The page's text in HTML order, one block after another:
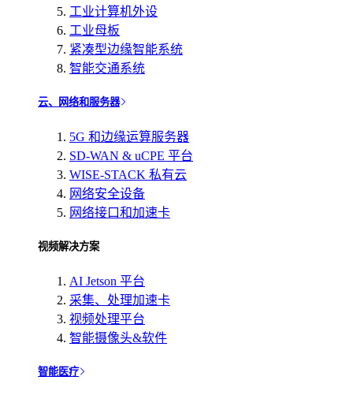
工业计算机外设
工业母板
紧凑型边缘智能系统
智能交通系统
云、网络和服务器
5G 和边缘运算服务器
SD-WAN & uCPE 平台
WISE-STACK 私有云
网络安全设备
网络接口和加速卡
视频解决方案
AI Jetson 平台
采集、处理加速卡
视频处理平台
智能摄像头&软件
智能医疗